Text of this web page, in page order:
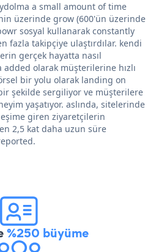
a small amount of time
üzerinde grow (600'ün üzerinde
sosyal kullanarak constantly
fazla takipçiye ulaştırdılar. kendi
gerçek hayatta nasıl
olarak müşterilerine hızlı
bir yolu olarak landing on
şekilde sergiliyor ve müşterilere
yaşatıyor. aslında, sitelerinde
giren ziyaretçilerin
2,5 kat daha uzun süre
%250 büyüme